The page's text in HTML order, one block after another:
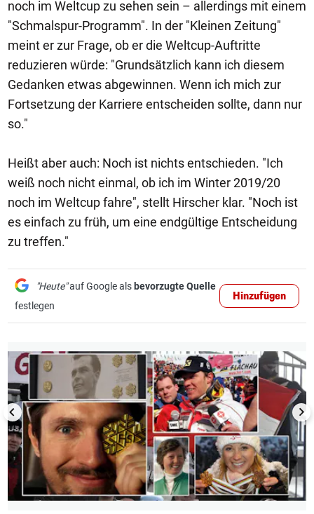
noch im Weltcup zu sehen sein – allerdings mit einem
"Schmalspur-Programm". In der "Kleinen Zeitung"
meint er zur Frage, ob er die Weltcup-Auftritte
reduzieren würde: "Grundsätzlich kann ich diesem
Gedanken etwas abgewinnen. Wenn ich mich zur
Fortsetzung der Karriere entscheiden sollte, dann nur
so."
Heißt aber auch: Noch ist nichts entschieden. "Ich
weiß noch nicht einmal, ob ich im Winter 2019/20
noch im Weltcup fahre", stellt Hirscher klar. "Noch ist
es einfach zu früh, um eine endgültige Entscheidung
zu treffen."
"Heute"auf Google als bevorzugte Quelle
festlegen
Hinzufügen
1/16